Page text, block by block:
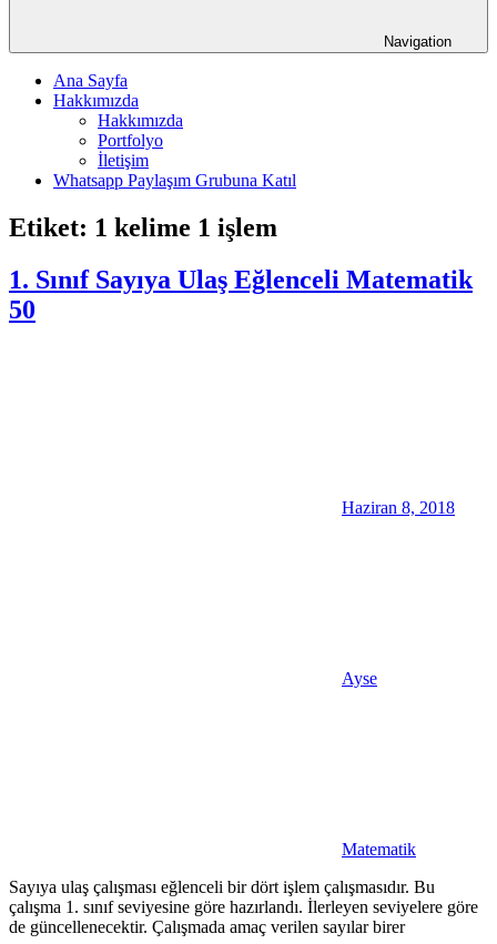
Navigation
Ana Sayfa
Hakkımızda
Hakkımızda
Portfolyo
İletişim
Whatsapp Paylaşım Grubuna Katıl
Etiket: 1 kelime 1 işlem
1. Sınıf Sayıya Ulaş Eğlenceli Matematik
50
Haziran 8, 2018
Ayse
Matematik
Sayıya ulaş çalışması eğlenceli bir dört işlem çalışmasıdır. Bu
çalışma 1. sınıf seviyesine göre hazırlandı. İlerleyen seviyelere göre
de güncellenecektir. Çalışmada amaç verilen sayılar birer